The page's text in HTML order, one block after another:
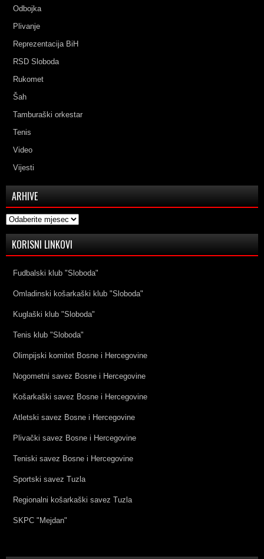
Odbojka
Plivanje
Reprezentacija BiH
RSD Sloboda
Rukomet
Šah
Tamburaški orkestar
Tenis
Video
Vijesti
ARHIVE
Arhive
KORISNI LINKOVI
Fudbalski klub "Sloboda"
Omladinski košarkaški klub "Sloboda"
Kuglaški klub "Sloboda"
Tenis klub "Sloboda"
Olimpijski komitet Bosne i Hercegovine
Nogometni savez Bosne i Hercegovine
Košarkaški savez Bosne i Hercegovine
Atletski savez Bosne i Hercegovine
Plivački savez Bosne i Hercegovine
Teniski savez Bosne i Hercegovine
Sportski savez Tuzla
Regionalni košarkaški savez Tuzla
SKPC "Mejdan"